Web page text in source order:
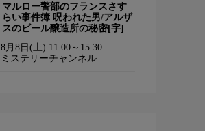
マルロー警部のフランスさす
らい事件簿 呪われた男/アルザ
スのビール醸造所の秘密[字]
8月8日(土) 11:00～15:30
ミステリーチャンネル